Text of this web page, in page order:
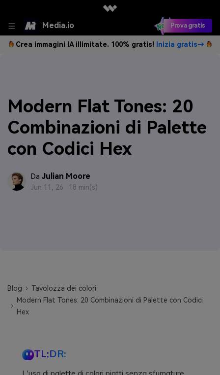
Media.io Prova gratis
Crea immagini IA illimitate. 100% gratis! Inizia gratis→
Modern Flat Tones: 20
Combinazioni di Palette
con Codici Hex
Da Julian Moore
Jun 11, 26 · 18 min(s)
Blog
Tavolozza dei colori
Modern Flat Tones: 20 Combinazioni di Palette con Codici
Hex
TL;DR:
L'uso di palette di colori piatti senza sfumature